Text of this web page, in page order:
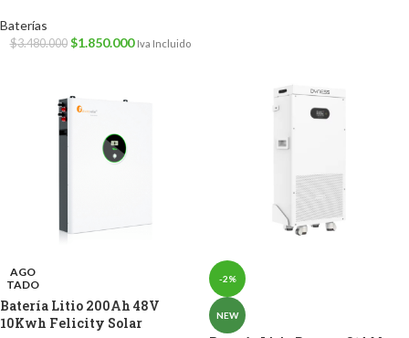
Baterías
$3.480.000 $1.850.000 Iva Incluido
AGO
TADO
Batería Litio 200Ah 48V
10Kwh Felicity Solar
-2%
NEW